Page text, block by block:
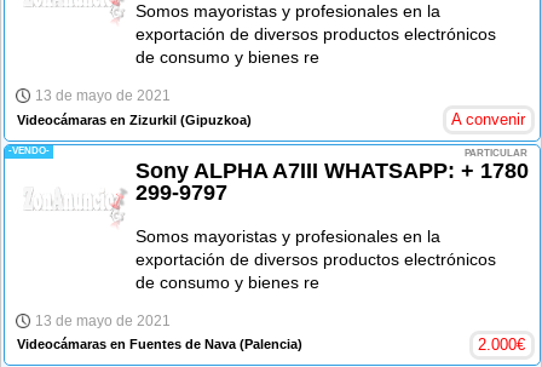
Somos mayoristas y profesionales en la
exportación de diversos productos electrónicos
de consumo y bienes re
13 de mayo de 2021
Videocámaras en Zizurkil (Gipuzkoa) A convenir
-VENDO- PARTICULAR
Sony ALPHA A7III WHATSAPP: + 1780
299-9797
Somos mayoristas y profesionales en la
exportación de diversos productos electrónicos
de consumo y bienes re
13 de mayo de 2021
Videocámaras en Fuentes de Nava (Palencia) 2.000€